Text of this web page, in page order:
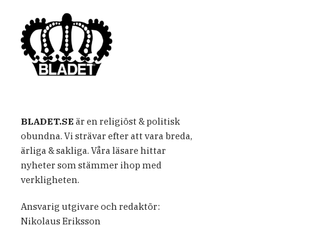
BLADET.SE är en religiöst & politisk
obundna. Vi strävar efter att vara breda,
ärliga & sakliga. Våra läsare hittar
nyheter som stämmer ihop med
verkligheten.
Ansvarig utgivare och redaktör:
Nikolaus Eriksson